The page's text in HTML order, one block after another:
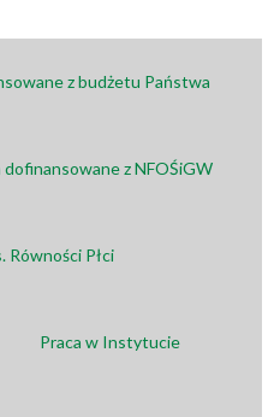
z budżetu Państwa
dofinansowane z NFOŚiGW
Równości Płci
Praca w Instytucie